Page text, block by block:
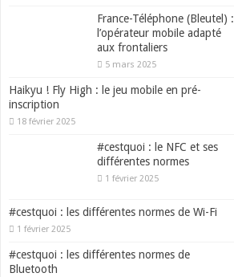
France-Téléphone (Bleutel) :
l’opérateur mobile adapté
aux frontaliers
5 mars 2025
Haikyu ! Fly High : le jeu mobile en pré-
inscription
18 février 2025
#cestquoi : le NFC et ses
différentes normes
1 février 2025
#cestquoi : les différentes normes de Wi-Fi
1 février 2025
#cestquoi : les différentes normes de
Bluetooth